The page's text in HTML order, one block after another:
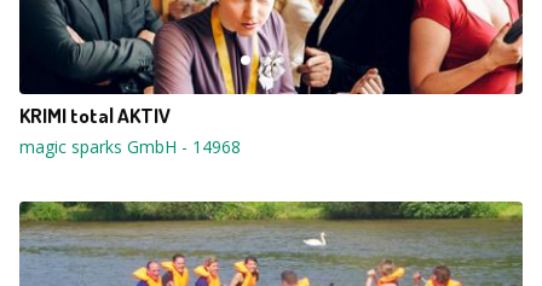
KRIMI total AKTIV
magic sparks GmbH - 14968